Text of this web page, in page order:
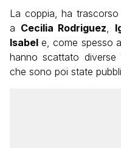
La coppia, ha
a Cecilia Rodriguez
Isabel e, come spesso
hanno scattato diverse
che sono poi state